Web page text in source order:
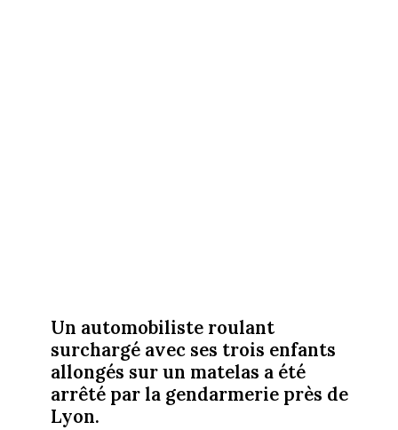
Un automobiliste roulant
surchargé avec ses trois enfants
allongés sur un matelas a été
arrêté par la gendarmerie près de
Lyon.